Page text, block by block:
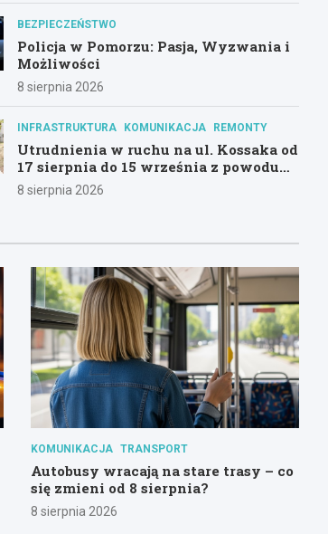
BEZPIECZEŃSTWO
Policja w Pomorzu: Pasja, Wyzwania i
Możliwości
8 sierpnia 2026
INFRASTRUKTURA KOMUNIKACJA REMONTY
Utrudnienia w ruchu na ul. Kossaka od
17 sierpnia do 15 września z powodu
modernizacji
8 sierpnia 2026
KOMUNIKACJA TRANSPORT
Autobusy wracają na stare trasy – co
się zmieni od 8 sierpnia?
8 sierpnia 2026